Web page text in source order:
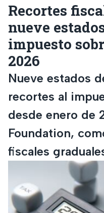
Recortes
nueve
impuesto
2026
Nueve estados
recortes al
desde enero de
Foundation,
fiscales